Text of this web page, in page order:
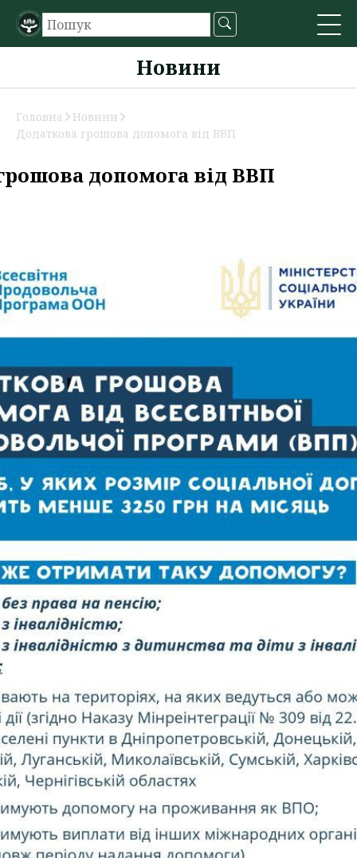
Новини
Головна
Новини
Додаткова грошова допомога від ВВП
допомога від ВВП